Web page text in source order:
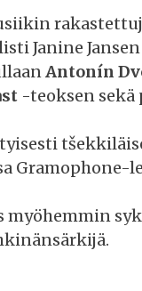
Janine
Antonín
-teoksen
Gramophone-